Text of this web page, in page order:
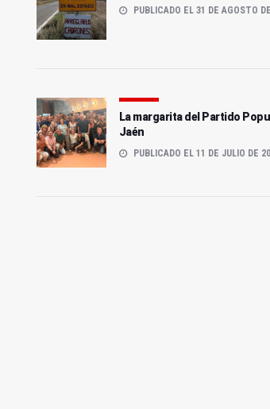
PUBLICADO EL 31 DE AGOSTO
La margarita del Partido
Jaén
PUBLICADO EL 11 DE JULIO DE